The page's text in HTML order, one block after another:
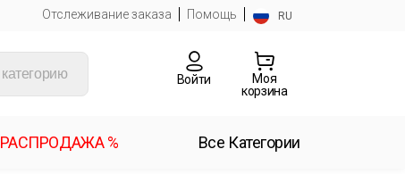
Отслеживание заказа Помощь RU
Войти
Моя
корзина
РАСПРОДАЖА % Все Категории